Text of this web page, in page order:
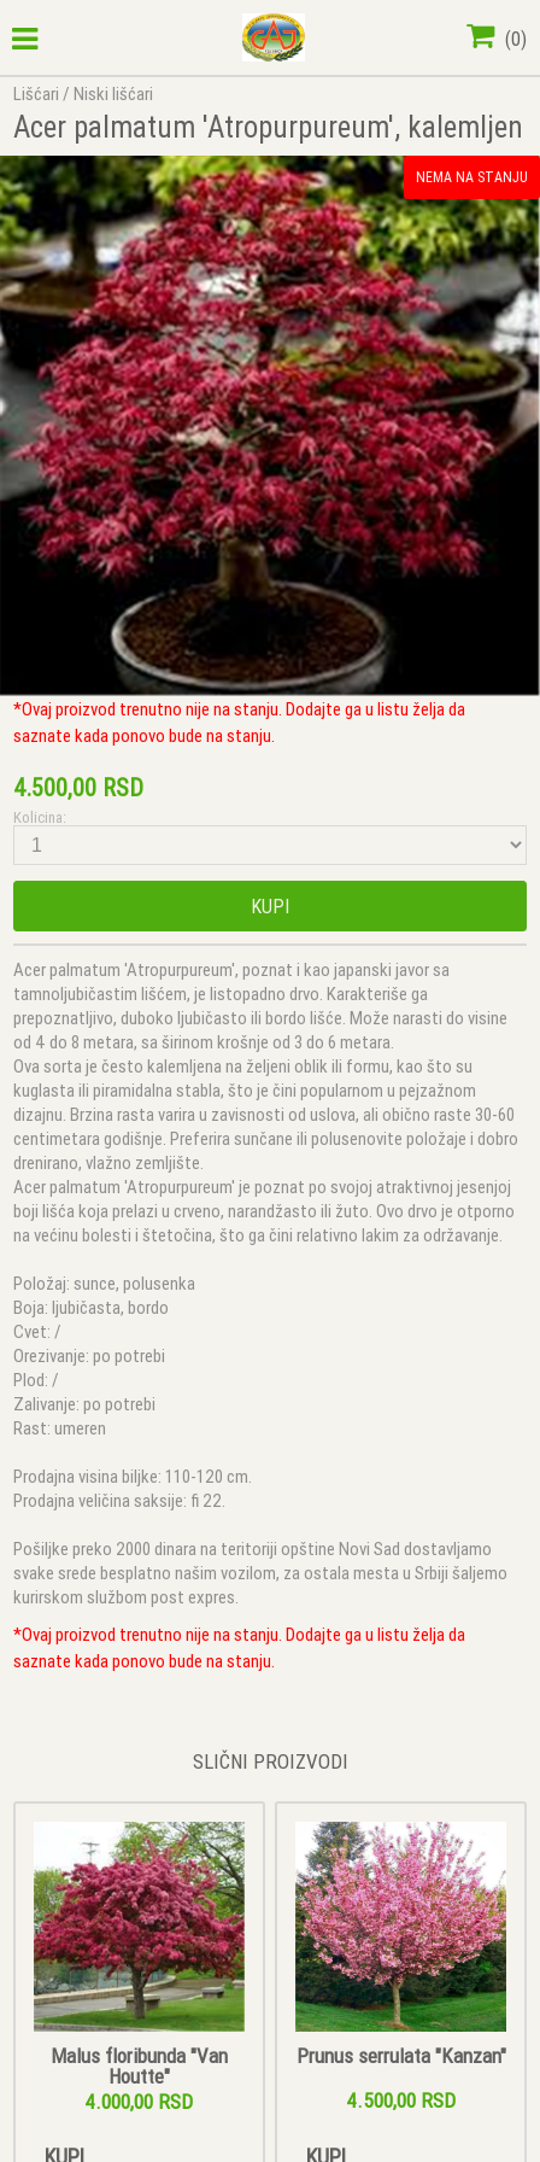
(0)
Lišćari /Niski lišćari
Acer palmatum 'Atropurpureum', kalemljen
NEMA NA STANJU
*Ovaj proizvod trenutno nije na stanju. Dodajte ga u listu želja da
saznate kada ponovo bude na stanju.
4.500,00 RSD
Kolicina:
KUPI
Acer palmatum 'Atropurpureum', poznat i kao japanski javor sa
tamnoljubičastim lišćem, je listopadno drvo. Karakteriše ga
prepoznatljivo, duboko ljubičasto ili bordo lišće. Može narasti do visine
od 4 do 8 metara, sa širinom krošnje od 3 do 6 metara.
Ova sorta je često kalemljena na željeni oblik ili formu, kao što su
kuglasta ili piramidalna stabla, što je čini popularnom u pejzažnom
dizajnu. Brzina rasta varira u zavisnosti od uslova, ali obično raste 30-60
centimetara godišnje. Preferira sunčane ili polusenovite položaje i dobro
drenirano, vlažno zemljište.
Acer palmatum 'Atropurpureum' je poznat po svojoj atraktivnoj jesenjoj
boji lišća koja prelazi u crveno, narandžasto ili žuto. Ovo drvo je otporno
na većinu bolesti i štetočina, što ga čini relativno lakim za održavanje.
Položaj: sunce, polusenka
Boja: ljubičasta, bordo
Cvet: /
Orezivanje: po potrebi
Plod: /
Zalivanje: po potrebi
Rast: umeren
Prodajna visina biljke: 110-120 cm.
Prodajna veličina saksije: fi 22.
Pošiljke preko 2000 dinara na teritoriji opštine Novi Sad dostavljamo
svake srede besplatno našim vozilom, za ostala mesta u Srbiji šaljemo
kurirskom službom post expres.
*Ovaj proizvod trenutno nije na stanju. Dodajte ga u listu želja da
saznate kada ponovo bude na stanju.
SLIČNI PROIZVODI
Malus floribunda "Van
Houtte"
4.000,00 RSD
Prunus serrulata "Kanzan"
4.500,00 RSD